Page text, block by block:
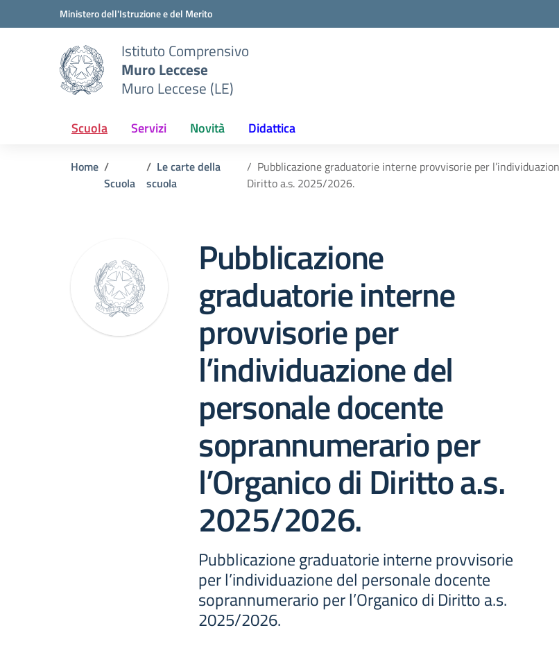
Vai ai contenuti
Vai al menu di navigazioneMinistero dell'Istruzione e del Merito
Istituto Comprensivo
Muro Leccese
Muro Leccese (LE)
Scuola Servizi Novità Didattica
Home
Scuola
Le carte della
scuola
Pubblicazione graduatorie interne provvisorie per
Diritto a.s. 2025/2026.
Pubblicazione
graduatorie interne
provvisorie per
l’individuazione del
personale docente
soprannumerario per
l’Organico di Diritto a.s.
2025/2026.
Pubblicazione graduatorie interne provvisorie
per l’individuazione del personale docente
soprannumerario per l’Organico di Diritto a.s.
2025/2026.